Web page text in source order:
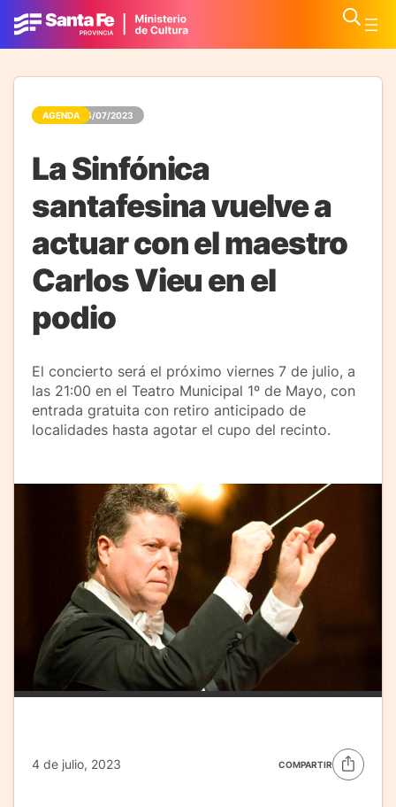
AGENDA 04/07/2023
La Sinfónica
santafesina vuelve a
actuar con el maestro
Carlos Vieu en el
podio
El concierto será el próximo viernes 7 de julio, a
las 21:00 en el Teatro Municipal 1º de Mayo, con
entrada gratuita con retiro anticipado de
localidades hasta agotar el cupo del recinto.
4 de julio, 2023 COMPARTIR